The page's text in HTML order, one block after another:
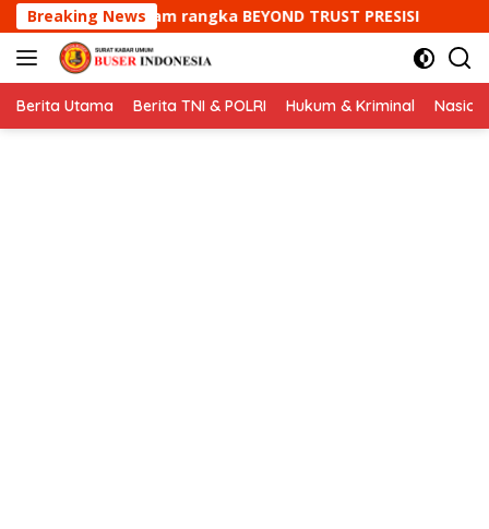
Langsung
ke
konten
Breaking News
TRUST PRESISI Bripka Yuyun Yuwana
Berita Utama Berita TNI & POLRI Hukum & Kriminal